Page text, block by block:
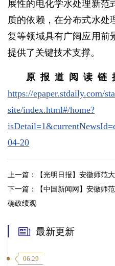
展性的电化学水处理新范
质的依赖，在分布式水处
复等领域具有广阔应用前
提供了关键技术支撑。
原报道阅读链
https://epaper.stdaily.com/
site/index.html#/home?
04-20
上一篇：
【光明日报】安徽师范
下一篇：
【中国新闻网】安徽师
确政绩观
最新更新
06.29